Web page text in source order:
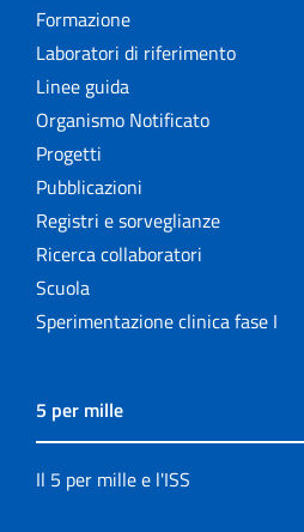
Formazione
Laboratori di riferimento
Linee guida
Organismo Notificato
Progetti
Pubblicazioni
Registri e sorveglianze
Ricerca collaboratori
Scuola
Sperimentazione clinica fase I
5 per mille
Il 5 per mille e l'ISS